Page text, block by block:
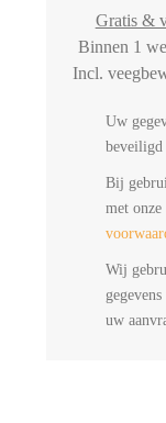
Gratis &
Binnen 1
Incl.
Uw
beveiligd
Bij
met onze
Wij
uw